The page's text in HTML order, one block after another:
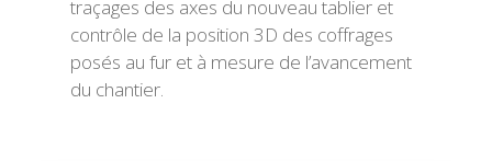
traçages des axes du nouveau tablier et
contrôle de la position 3D des coffrages
posés au fur et à mesure de l’avancement
du chantier.